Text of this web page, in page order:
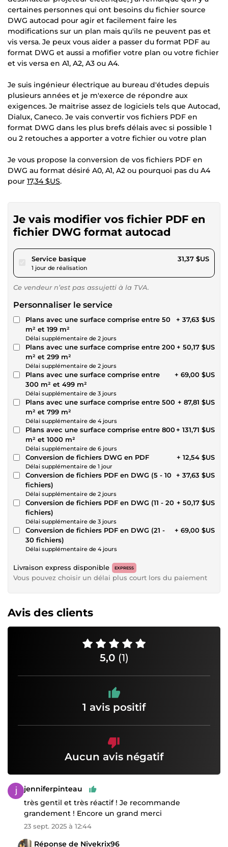
certaines personnes qui ont besoins du fichier source
DWG autocad pour agir et facilement faire les
modifications sur un plan mais qu'ils ne peuvent pas et
vis versa. Je peux vous aider a passer du format PDF au
format DWG et aussi a mofifier votre plan ou votre fichier
et vis versa en A1, A2, A3 ou A4.
Je suis ingénieur électrique au bureau d'études depuis
plusieurs années et je m'exerce de répondre aux
exigences. Je maitrise assez de logiciels tels que Autocad,
Dialux, Caneco. Je vais convertir vos fichiers PDF en
format DWG dans les plus brefs délais avec si possible 1
ou 2 retouches a apporter a votre fichier ou votre plan
Je vous propose la conversion de vos fichiers PDF en
DWG au format désiré A0, A1, A2 ou pourquoi pas du A4
pour 17,34 $US.
Je vais modifier vos fichier PDF en
fichier DWG format autocad
Service basiquepour 28,90 $US
1 jour de réalisation
31,37 $US
Ce vendeur n’est pas assujetti à la TVA.
Personnaliser le service
Plans avec une surface comprise entre 50
m² et 199 m²
Délai supplémentaire de 2 jours
+ 37,63 $US
Plans avec une surface comprise entre 200
m² et 299 m²
Délai supplémentaire de 2 jours
+ 50,17 $US
Plans avec une surface comprise entre
300 m² et 499 m²
Délai supplémentaire de 3 jours
+ 69,00 $US
Plans avec une surface comprise entre 500
m² et 799 m²
Délai supplémentaire de 4 jours
+ 87,81 $US
Plans avec une surface comprise entre 800
m² et 1000 m²
Délai supplémentaire de 6 jours
+ 131,71 $US
Conversion de fichiers DWG en PDF
Délai supplémentaire de 1 jour
+ 12,54 $US
Conversion de fichiers PDF en DWG (5 - 10
fichiers)
Délai supplémentaire de 2 jours
+ 37,63 $US
Conversion de fichiers PDF en DWG (11 - 20
fichiers)
Délai supplémentaire de 3 jours
+ 50,17 $US
Conversion de fichiers PDF en DWG (21 -
30 fichiers)
Délai supplémentaire de 4 jours
+ 69,00 $US
Livraison express disponible EXPRESS
Vous pouvez choisir un délai plus court lors du paiement
Avis des clients
5,0 (1)
1 avis positif
Aucun avis négatif
jenniferpinteau
très gentil et très réactif ! Je recommande
grandement ! Encore un grand merci
23 sept. 2025 à 12:44
Réponse de Nivekrix96